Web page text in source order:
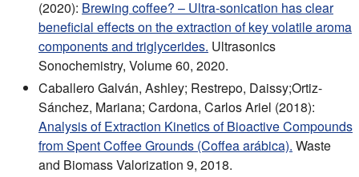
(2020): Brewing coffee? – Ultra-sonication has clear
beneficial effects on the extraction of key volatile aroma
components and triglycerides. Ultrasonics
Sonochemistry, Volume 60, 2020.
Caballero Galván, Ashley; Restrepo, Daissy;Ortiz-
Sánchez, Mariana; Cardona, Carlos Ariel (2018):
Analysis of Extraction Kinetics of Bioactive Compounds
from Spent Coffee Grounds (Coffea arábica). Waste
and Biomass Valorization 9, 2018.